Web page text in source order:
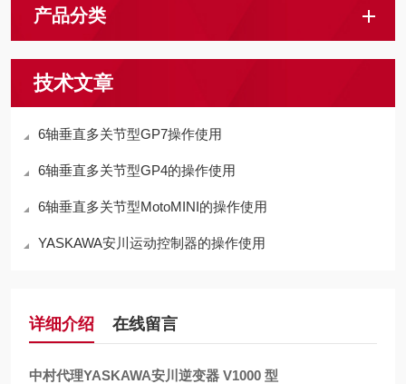
产品分类
技术文章
6轴垂直多关节型GP7操作使用
6轴垂直多关节型GP4的操作使用
6轴垂直多关节型MotoMINI的操作使用
YASKAWA安川运动控制器的操作使用
详细介绍 在线留言
中村代理YASKAWA安川逆变器 V1000 型